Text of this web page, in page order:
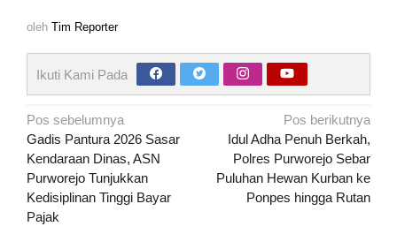
oleh Tim Reporter
Ikuti Kami Pada
Navigasi
pos
Pos sebelumnya
Gadis Pantura 2026 Sasar
Kendaraan Dinas, ASN
Purworejo Tunjukkan
Kedisiplinan Tinggi Bayar
Pajak
Pos berikutnya
Idul Adha Penuh Berkah,
Polres Purworejo Sebar
Puluhan Hewan Kurban ke
Ponpes hingga Rutan